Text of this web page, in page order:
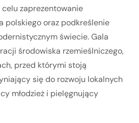
celu zaprezentowanie
polskiego oraz podkreślenie
świecie. Gala
środowiska rzemieślniczego,
przed którymi stoją
się do rozwoju lokalnych
młodzież i pielęgnujący